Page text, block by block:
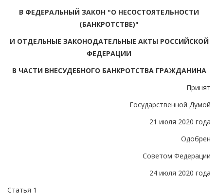
В ФЕДЕРАЛЬНЫЙ ЗАКОН "О НЕСОСТОЯТЕЛЬНОСТИ
(БАНКРОТСТВЕ)"
И ОТДЕЛЬНЫЕ ЗАКОНОДАТЕЛЬНЫЕ АКТЫ РОССИЙСКОЙ
ФЕДЕРАЦИИ
В ЧАСТИ ВНЕСУДЕБНОГО БАНКРОТСТВА ГРАЖДАНИНА
Принят
Государственной Думой
21 июля 2020 года
Одобрен
Советом Федерации
24 июля 2020 года
Статья 1